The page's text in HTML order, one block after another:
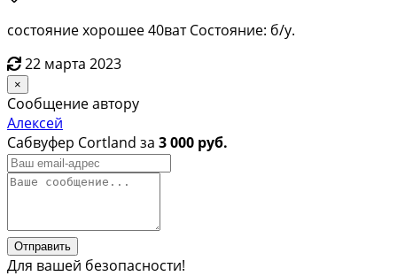
состояние хорошее 40ват Состояние: б/у.
22 марта 2023
×
Сообщение автору
Алексей
Сабвуфер Cortland за 3 000 руб.
Отправить
Для вашей безопасности!